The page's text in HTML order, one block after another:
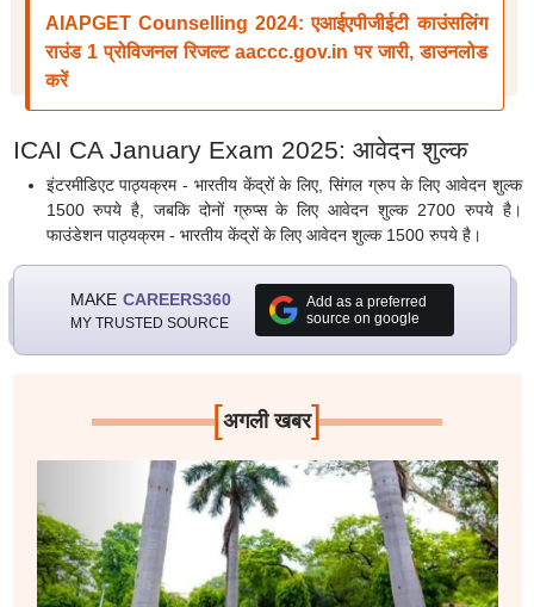
AIAPGET Counselling 2024: एआईएपीजीईटी काउंसलिंग
राउंड 1 प्रोविजनल रिजल्ट aaccc.gov.in पर जारी, डाउनलोड
करें
ICAI CA January Exam 2025: आवेदन शुल्क
इंटरमीडिएट पाठ्यक्रम - भारतीय केंद्रों के लिए, सिंगल ग्रुप के लिए आवेदन शुल्क
1500 रुपये है, जबकि दोनों ग्रुप्स के लिए आवेदन शुल्क 2700 रुपये है।
फाउंडेशन पाठ्यक्रम - भारतीय केंद्रों के लिए आवेदन शुल्क 1500 रुपये है।
MAKE CAREERS360
MY TRUSTED SOURCE
Add as a preferred
source on google
[अगली खबर]